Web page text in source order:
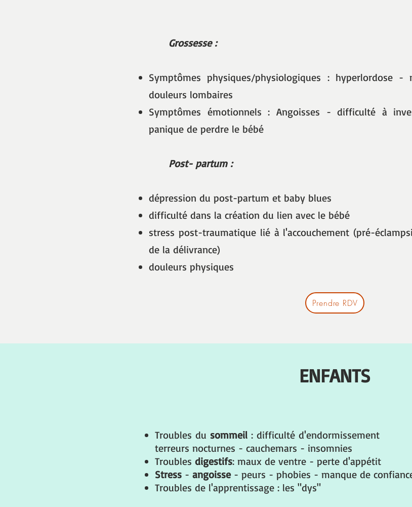
Grossesse :
Symptômes physiques/physiologiques : hyperlordose
douleurs lombaires
Symptômes émotionnels : Angoisses - difficulté à
panique de perdre le bébé
Post- partum :
dépression du post-partum et baby blues
difficulté dans la création du lien avec le bébé
stress post-traumatique lié à l'accouchement (pré-
de la délivrance)
douleurs physiques
Prendre RDV
ENFANTS
Troubles du sommeil: difficulté d'endormissement
terreurs nocturnes - cauchemars - insomnies
Troubles digestifs: maux de ventre - perte d'appétit
Stress - angoisse - peurs - phobies - manque de
Troubles de l'apprentissage : les "dys"